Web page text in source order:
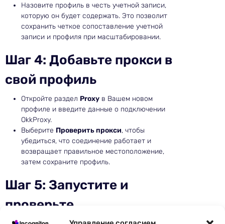
Назовите профиль в честь учетной записи,
которую он будет содержать. Это позволит
сохранить четкое сопоставление учетной
записи и профиля при масштабировании.
Шаг 4: Добавьте прокси в
свой профиль
Откройте раздел Proxy в Вашем новом
профиле и введите данные о подключении
OkkProxy.
Выберите Проверить прокси, чтобы
убедиться, что соединение работает и
возвращает правильное местоположение,
затем сохраните профиль.
Шаг 5: Запустите и
проверьте